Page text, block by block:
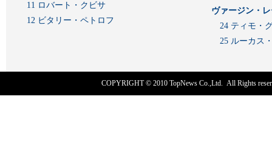
11 ロバート・クビサ
12 ビタリー・ペトロフ
ヴァージン・
24 ティモ・
25 ルーカス
COPYRIGHT © 2010 TopNews Co.,Ltd. All Rights